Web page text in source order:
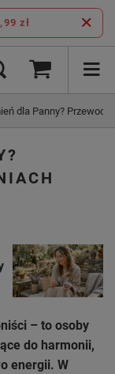
zł
dla Panny?
– to osoby
do harmonii,
energii. W